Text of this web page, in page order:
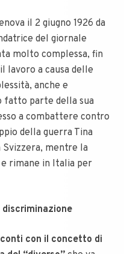
il 2 giugno 1926 da
del giornale
molto complessa, fin
lavoro a causa delle
anche e
fatto parte della sua
a combattere contro
della guerra Tina
Svizzera, mentre la
rimane in Italia per
con il concetto di